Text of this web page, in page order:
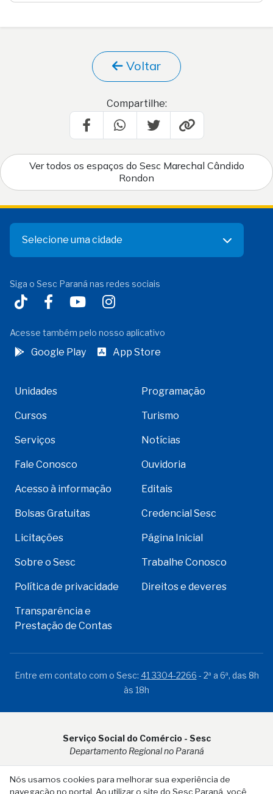
Nós usamos cookies para melhorar sua experiência de
navegação no portal. Ao utilizar o site do Sesc Paraná, você
Voltar
Compartilhe:
Ver todos os espaços do Sesc Marechal Cândido
Rondon
Selecione uma cidade
Siga o Sesc Paraná nas redes sociais
Acesse também pelo nosso aplicativo
Google Play App Store
Unidades Programação
Cursos Turismo
Serviços Notícias
Fale Conosco Ouvidoria
Acesso à informação Editais
Bolsas Gratuitas Credencial Sesc
Licitações Página Inicial
Sobre o Sesc Trabalhe Conosco
Política de privacidade Direitos e deveres
Transparência e
Prestação de Contas
Entre em contato com o Sesc: 41 3304-2266 - 2ª a 6ª, das 8h
às 18h
Serviço Social do Comércio - Sesc
Departamento Regional no Paraná
Rua Visconde do Rio Branco, 931 - CEP 80.410-001 - Curitiba -
PR